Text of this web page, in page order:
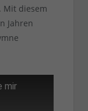
Mit diesem
Jahren
mir